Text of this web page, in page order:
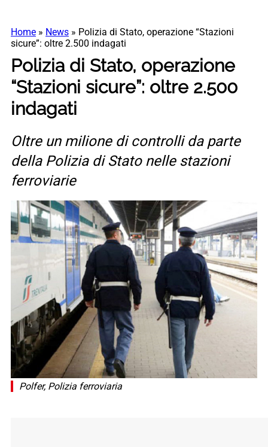
Home » News » Polizia di Stato, operazione “Stazioni
sicure”: oltre 2.500 indagati
Polizia di Stato, operazione
“Stazioni sicure”: oltre 2.500
indagati
Oltre un milione di controlli da parte
della Polizia di Stato nelle stazioni
ferroviarie
Polfer, Polizia ferroviaria